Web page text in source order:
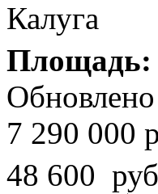
Калуга
Площадь:
7 290 000
48 600